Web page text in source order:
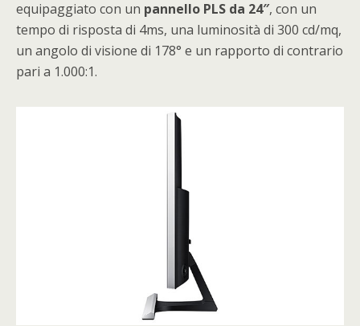
equipaggiato con un pannello PLS da 24″, con un
tempo di risposta di 4ms, una luminosità di 300 cd/mq,
un angolo di visione di 178° e un rapporto di contrario
pari a 1.000:1.